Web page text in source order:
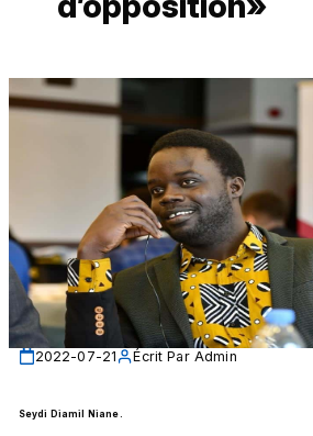
2022-07-21 Écrit Par Admin
Seydi Diamil Niane.